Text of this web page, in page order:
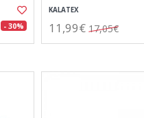
- 30%
KALATEX
11,99€ 17,05€